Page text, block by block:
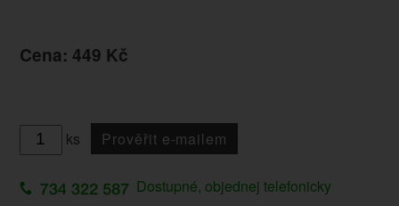
Cena: 449 Kč
ks Prověřit e-mailem
Dostupné, objednej telefonicky